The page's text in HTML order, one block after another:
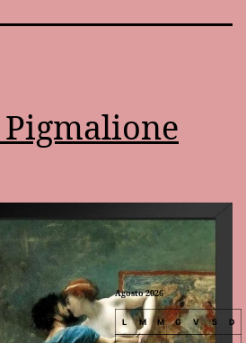
Agosto 2026
L M M G V S D